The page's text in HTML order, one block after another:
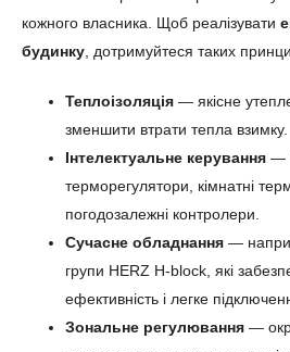
кожного власника. Щоб реалізувати
будинку , дотримуйтеся таких
Теплоізоляція — якісне
зменшити втрати тепла взимку.
Інтелектуальне керування —
терморегулятори, кімнатні
погодозалежні контролери.
Сучасне обладнання —
групи HERZ H-block, які
ефективність і легке
Зональне регулювання —